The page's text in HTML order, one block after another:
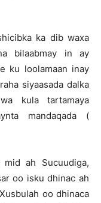
ka dib waxa
bilaabmay in ay
ku loolamaan inay
siyaasada dalka
kula tartamaya
mandaqada (
mid ah Sucuudiga,
oo isku dhinac ah
oo dhinaca